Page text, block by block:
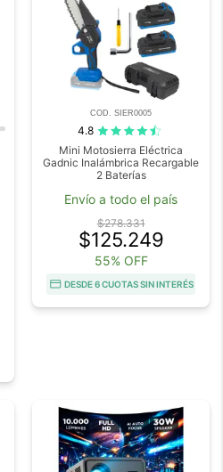
COD. SIER0005
4.8
Mini Motosierra Eléctrica
Gadnic Inalámbrica Recargable
2 Baterías
Envío a todo el país
$278.331
$125.249
55% OFF
DESDE 6 CUOTAS SIN INTERÉS